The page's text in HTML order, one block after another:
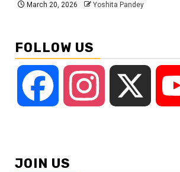
March 20, 2026 Yoshita Pandey
FOLLOW US
Facebook Instagram
JOIN US